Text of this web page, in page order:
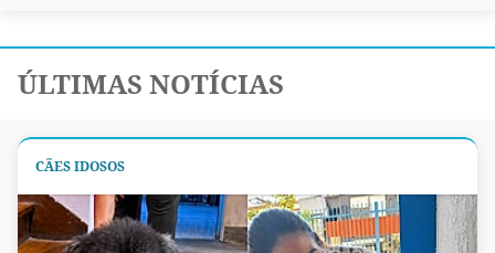
ÚLTIMAS NOTÍCIAS
CÃES IDOSOS